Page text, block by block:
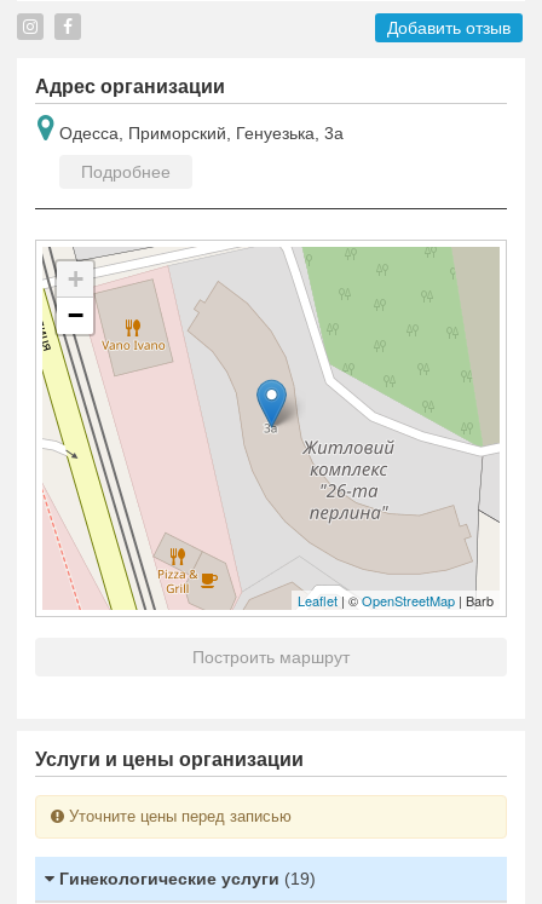
Добавить отзыв
Адрес организации
Одесса, Приморский, Генуезька, 3а
Подробнее
+
−
Leaflet | ©OpenStreetMap | Barb
Построить маршрут
Услуги и цены организации
Уточните цены перед записью
Гинекологические услуги (19)